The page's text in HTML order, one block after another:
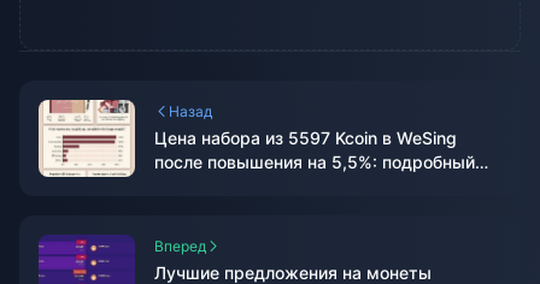
Назад
Цена набора из 5597 Kcoin в WeSing
после повышения на 5,5%: подробный
Вперед
Лучшие предложения на монеты